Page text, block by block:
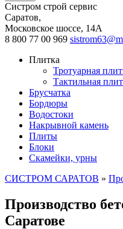
Систром строй сервис
Саратов,
Московское шоссе, 14А
8 800 77 00 969
Плитка
Тротуарная
Тактильная
Брусчатка
Бордюры
Водостоки
Накрывной камень
Плиты
Блоки
Скамейки, урны
СИСТРОМ САРАТОВ »
Производство
Саратове